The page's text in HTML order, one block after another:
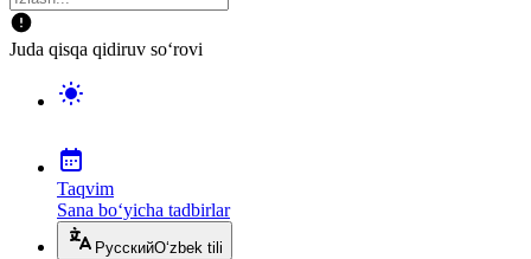
Juda qisqa qidiruv so‘rovi
Taqvim
Sana bo‘yicha tadbirlar
РусскийO‘zbek tili